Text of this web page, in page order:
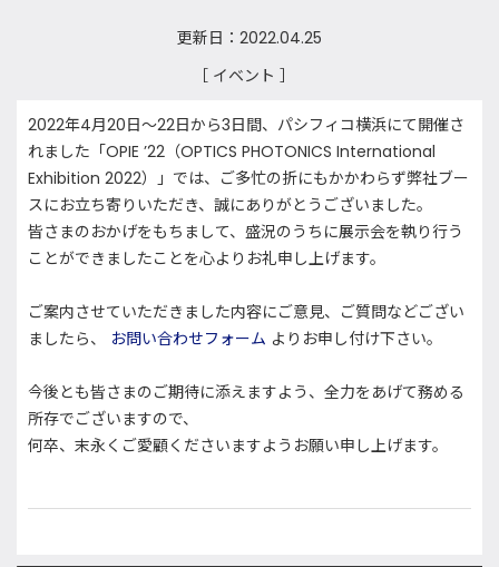
更新日：2022.04.25
［ イベント ］
2022年4月20日～22日から3日間、パシフィコ横浜にて開催さ
れました「OPIE ’22（OPTICS PHOTONICS International
Exhibition 2022）」では、ご多忙の折にもかかわらず弊社ブー
スにお立ち寄りいただき、誠にありがとうございました。
皆さまのおかげをもちまして、盛況のうちに展示会を執り行う
ことができましたことを心よりお礼申し上げます。
ご案内させていただきました内容にご意見、ご質問などござい
ましたら、 お問い合わせフォーム よりお申し付け下さい。
今後とも皆さまのご期待に添えますよう、全力をあげて務める
所存でございますので、
何卒、末永くご愛顧くださいますようお願い申し上げます。